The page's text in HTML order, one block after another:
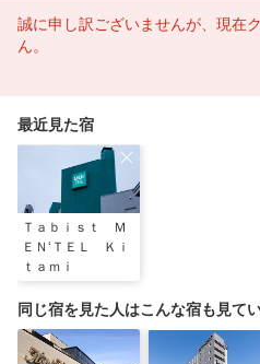
誠に申し訳ございませんが、現在
ん。
最近見た宿
Ｔａｂｉｓｔ Ｍ
ＥＮ‘ＴＥＬ Ｋｉ
ｔａｍｉ
同じ宿を見た人はこんな宿も見て